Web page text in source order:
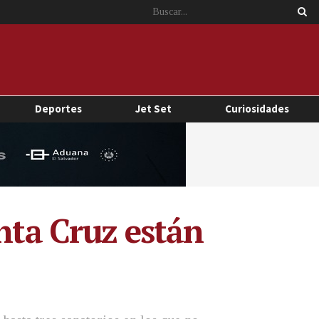
Deportes Jet Set Curiosidades
Cruz están